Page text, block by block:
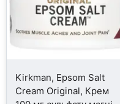
Kirkman, Epsom Salt
Cream Original, Крем